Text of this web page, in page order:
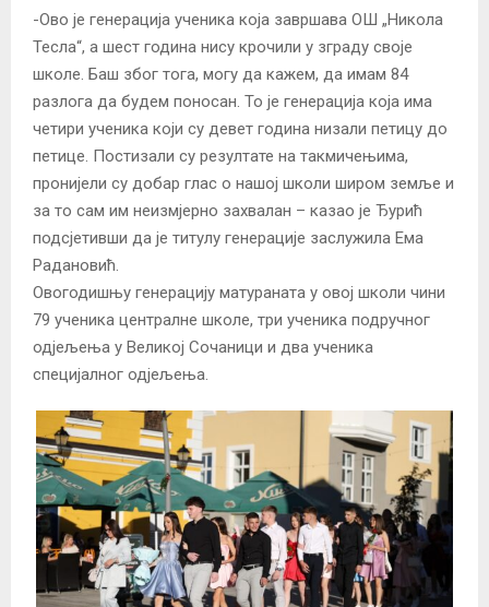
-Ово је генерација ученика која завршава ОШ „Никола
Тесла“, а шест година нису крочили у зграду своје
школе. Баш због тога, могу да кажем, да имам 84
разлога да будем поносан. То је генерација која има
четири ученика који су девет година низали петицу до
петице. Постизали су резултате на такмичењима,
пронијели су добар глас о нашој школи широм земље и
за то сам им неизмјерно захвалан – казао је Ђурић
подсјетивши да је титулу генерације заслужила Ема
Радановић.
Овогодишњу генерацију матураната у овој школи чини
79 ученика централне школе, три ученика подручног
одјељења у Великој Сочаници и два ученика
специјалног одјељења.